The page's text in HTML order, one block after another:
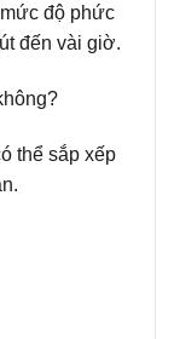
độ phức
đến vài giờ.
thể sắp xếp